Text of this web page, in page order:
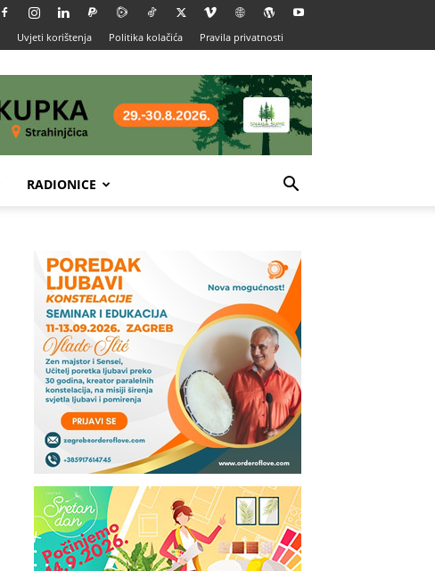
Uvjeti korištenja Politika kolačića Pravila privatnosti
RADIONICE